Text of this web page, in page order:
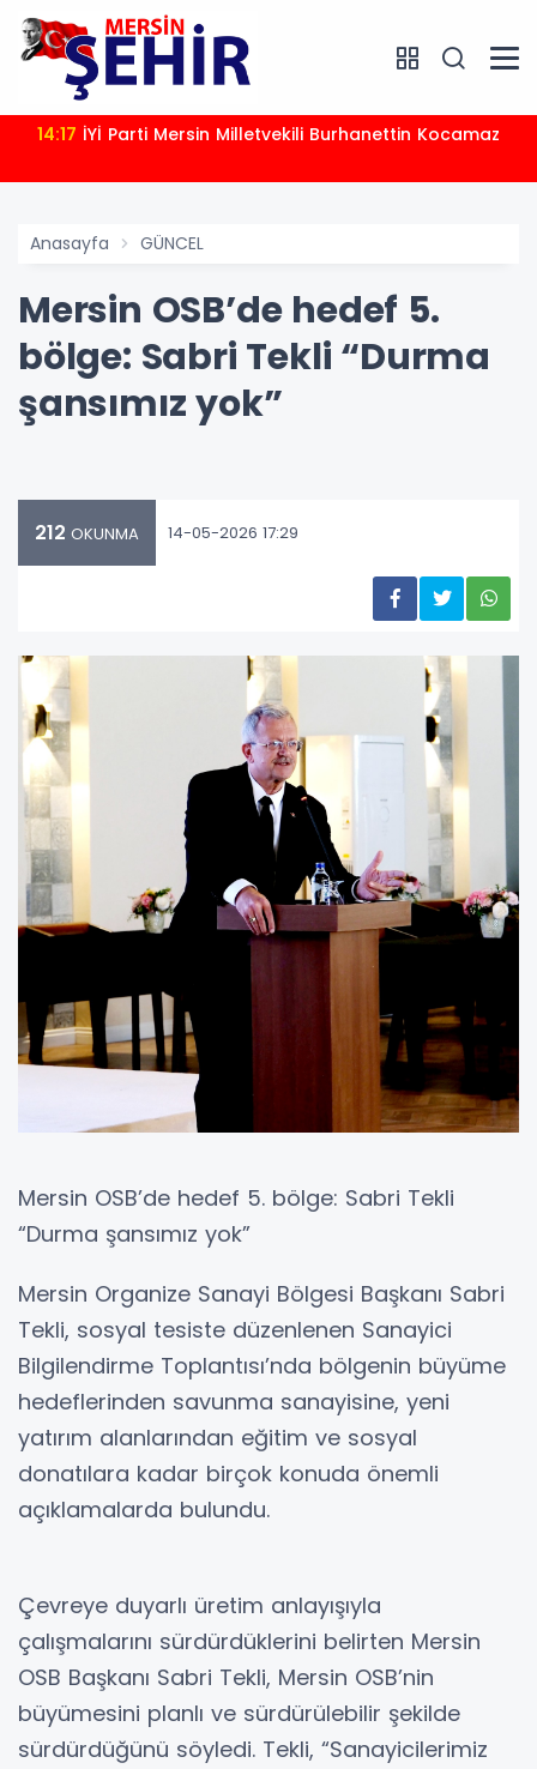
14:17 İYİ Parti Mersin Milletvekili Burhanettin Kocamaz
Anasayfa GÜNCEL
Mersin OSB’de hedef 5.
bölge: Sabri Tekli “Durma
şansımız yok”
212 OKUNMA 14-05-2026 17:29
Mersin OSB’de hedef 5. bölge: Sabri Tekli
“Durma şansımız yok”
Mersin Organize Sanayi Bölgesi Başkanı Sabri
Tekli, sosyal tesiste düzenlenen Sanayici
Bilgilendirme Toplantısı’nda bölgenin büyüme
hedeflerinden savunma sanayisine, yeni
yatırım alanlarından eğitim ve sosyal
donatılara kadar birçok konuda önemli
açıklamalarda bulundu.
Çevreye duyarlı üretim anlayışıyla
çalışmalarını sürdürdüklerini belirten Mersin
OSB Başkanı Sabri Tekli, Mersin OSB’nin
büyümesini planlı ve sürdürülebilir şekilde
sürdürdüğünü söyledi. Tekli, “Sanayicilerimiz